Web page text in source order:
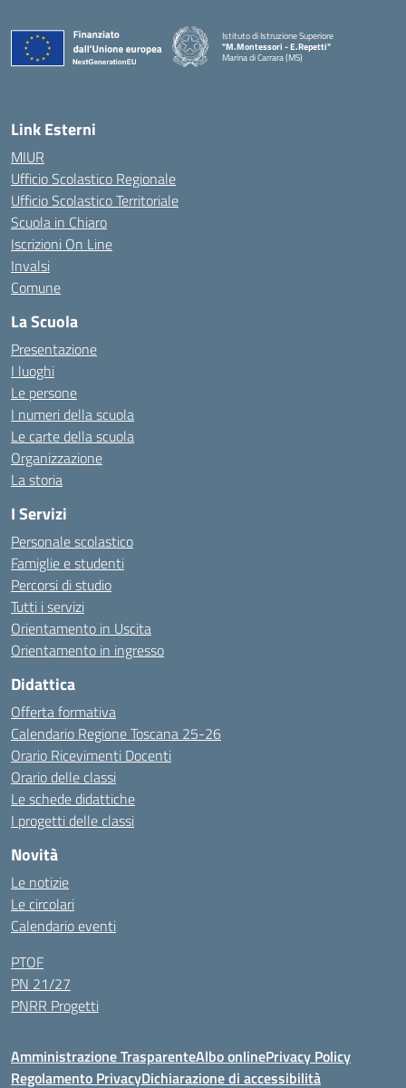
Istituto di Istruzione Superiore
"M.Montessori - E.Repetti"
Marina di Carrara (MS)
Link Esterni
MIUR
Ufficio Scolastico Regionale
Ufficio Scolastico Territoriale
Scuola in Chiaro
Iscrizioni On Line
Invalsi
Comune
La Scuola
Presentazione
I luoghi
Le persone
I numeri della scuola
Le carte della scuola
Organizzazione
La storia
I Servizi
Personale scolastico
Famiglie e studenti
Percorsi di studio
Tutti i servizi
Orientamento in Uscita
Orientamento in ingresso
Didattica
Offerta formativa
Calendario Regione Toscana 25-26
Orario Ricevimenti Docenti
Orario delle classi
Le schede didattiche
I progetti delle classi
Novità
Le notizie
Le circolari
Calendario eventi
PTOF
PN 21/27
PNRR Progetti
Amministrazione TrasparenteAlbo onlinePrivacy Policy
Regolamento PrivacyDichiarazione di accessibilità